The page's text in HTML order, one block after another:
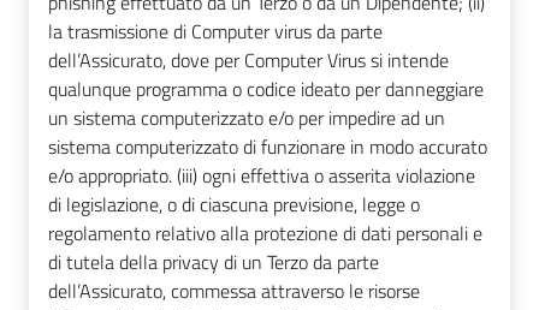
la trasmissione di Computer virus da parte
dell’Assicurato, dove per Computer Virus si intende
qualunque programma o codice ideato per danneggiare
un sistema computerizzato e/o per impedire ad un
sistema computerizzato di funzionare in modo accurato
e/o appropriato. (iii) ogni effettiva o asserita violazione
di legislazione, o di ciascuna previsione, legge o
regolamento relativo alla protezione di dati personali e
di tutela della privacy di un Terzo da parte
dell’Assicurato, commessa attraverso le risorse